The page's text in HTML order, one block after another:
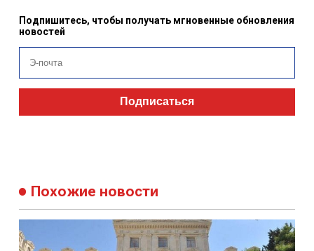
Подпишитесь, чтобы получать мгновенные обновления
новостей
Подписаться
Похожие новости